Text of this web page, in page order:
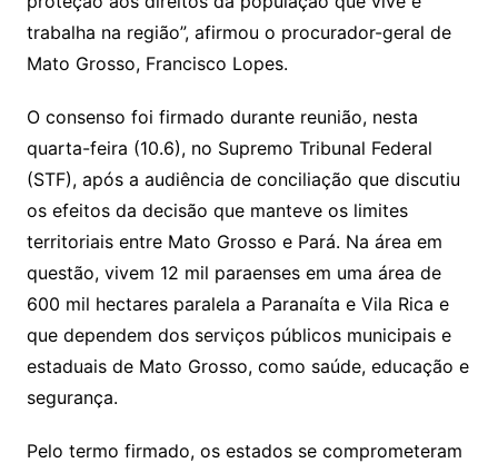
trabalha na região”, afirmou o procurador-geral de
Mato Grosso, Francisco Lopes.
O consenso foi firmado durante reunião, nesta
quarta-feira (10.6), no Supremo Tribunal Federal
(STF), após a audiência de conciliação que discutiu
os efeitos da decisão que manteve os limites
territoriais entre Mato Grosso e Pará. Na área em
questão, vivem 12 mil paraenses em uma área de
600 mil hectares paralela a Paranaíta e Vila Rica e
que dependem dos serviços públicos municipais e
estaduais de Mato Grosso, como saúde, educação e
segurança.
Pelo termo firmado, os estados se comprometeram